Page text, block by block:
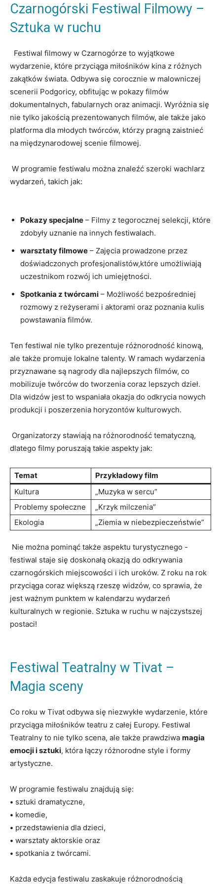
Czarnogórski Festiwal Filmowy⁢ –
Sztuka w ruchu
⁤ ‍ Festiwal ‌filmowy w ‍Czarnogórze to wyjątkowe‍
wydarzenie, ⁢które przyciąga miłośników kina ⁣z różnych
zakątków świata. Odbywa się corocznie w malowniczej
scenerii‌ Podgoricy, obfitując w⁢ pokazy filmów
dokumentalnych, fabularnych oraz animacji.​ Wyróżnia się
nie ​tylko jakością prezentowanych filmów,​ ale ‌także jako
platforma dla młodych twórców, którzy pragną zaistnieć⁣
na międzynarodowej scenie filmowej.
⁣ W programie festiwalu‍ można znaleźć szeroki wachlarz
wydarzeń, takich jak:
Pokazy specjalne – Filmy z tegorocznej selekcji, ​które
⁤zdobyły uznanie na innych festiwalach.
warsztaty filmowe – Zajęcia ⁣prowadzone przez
doświadczonych profesjonalistów,które umożliwiają
uczestnikom rozwój ich‍ umiejętności.
Spotkania z twórcami – ‌Możliwość bezpośredniej
rozmowy z ⁢reżyserami i⁣ aktorami oraz poznania kulis
powstawania filmów.
​Ten ⁣festiwal nie tylko prezentuje różnorodność kinową,
ale także ‍promuje ⁤lokalne talenty. W ramach wydarzenia
przyznawane są nagrody dla najlepszych filmów, co
mobilizuje twórców do tworzenia ‌coraz lepszych ​dzieł.
Dla widzów jest​ to wspaniała okazja do odkrycia nowych
produkcji i poszerzenia horyzontów kulturowych.
​ ⁤Organizatorzy stawiają na różnorodność tematyczną,
dlatego​ filmy⁣ poruszają‌ takie aspekty jak:
Temat
Przykładowy film
Kultura
„Muzyka ⁣w sercu”
Problemy ​społeczne
„Krzyk milczenia”
Ekologia
„Ziemia w⁢ niebezpieczeństwie”
‍ Nie‍ można pominąć także‍ aspektu turystycznego -‌
festiwal staje się doskonałą okazją do odkrywania
czarnogórskich ‍miejscowości i ich uroków. Z roku ​na rok⁢
przyciąga coraz większą⁣ rzeszę widzów, co ⁣sprawia, że
jest ważnym ‌punktem‌ w kalendarzu ⁢wydarzeń
kulturalnych‍ w regionie. Sztuka w ruchu‍ w⁣ najczystszej
postaci!
Festiwal Teatralny w⁣ Tivat​ –
⁤Magia sceny
Co roku w ‍Tivat ⁢odbywa się niezwykłe wydarzenie, które
przyciąga miłośników ⁤teatru z całej Europy. Festiwal
Teatralny to nie tylko scena, ale‌ także prawdziwa magia
emocji i sztuki, która łączy ⁤różnorodne style ​i formy
artystyczne.
W programie festiwalu⁢ znajdują się:
• sztuki dramatyczne,
• komedie,
• przedstawienia⁣ dla dzieci,
• warsztaty aktorskie‌ oraz
• spotkania z twórcami.
Każda⁤ edycja festiwalu zaskakuje różnorodnością